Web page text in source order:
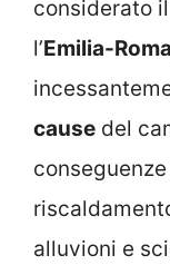
considerato
l’Emilia-
cause del
alluvioni e